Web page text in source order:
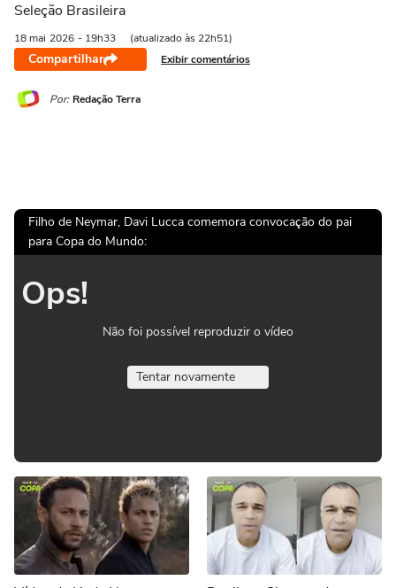
Seleção Brasileira
18 mai 2026 - 19h33 (atualizado às 22h51)
Compartilhar Exibir comentários
Por: Redação Terra
Filho de Neymar, Davi Lucca comemora convocação do pai
para Copa do Mundo:
Ops!
Não foi possível reproduzir o vídeo
Tentar novamente